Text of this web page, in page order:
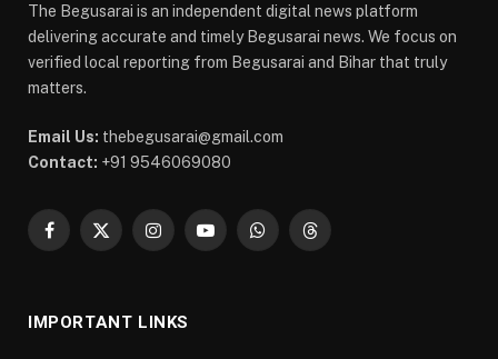
The Begusarai is an independent digital news platform
delivering accurate and timely Begusarai news. We focus on
verified local reporting from Begusarai and Bihar that truly
matters.
Email Us: thebegusarai@gmail.com
Contact: +91 9546069080
Facebook
X
InstagramYouTubeWhatsAppThreads
IMPORTANT LINKS